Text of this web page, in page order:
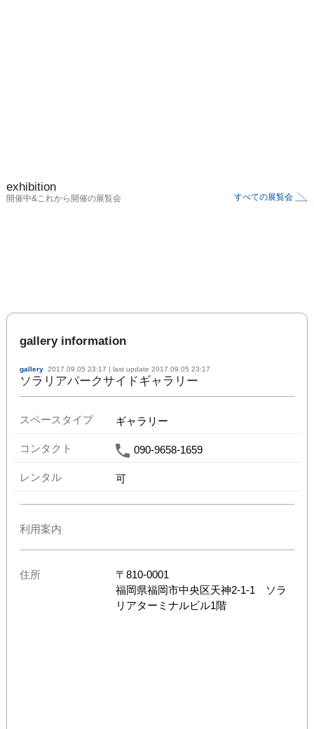
exhibition
開催中&これから開催の展覧会 すべての展覧会
gallery information
gallery 2017.09.05 23:17 | last update 2017.09.05 23:17
ソラリアパークサイドギャラリー
スペースタイプ ギャラリー
コンタクト 090-9658-1659
レンタル 可
利用案内
住所 〒 810-0001
福岡県福岡市中央区天神2-1-1 ソラ
リアターミナルビル1階